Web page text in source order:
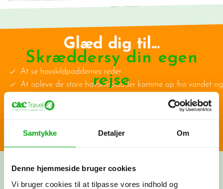
Samtykke Detaljer Om
Denne hjemmeside bruger cookies
Vi bruger cookies til at tilpasse vores indhold og
Glæd dig til...
At se havskildpaddernes reder
At opleve de store havskildpadder komme op fra vandet og
At lære en masse om området, havskildpaddernes liv, og
At spotte de tre truede havskildpaddearter
Skræddersy din egen
rejse
Fortæl os om dine rejsedrømme! Vi lytter, spørger ind og
deler vores viden og erfaringer. Bagefter får du et
skræddersyet rejseforslag. Hvis synes om det, går vi i
gang med at booke fly, hoteller og oplevelser, præcis
som vi har aftalt. Nu har du sammensat din helt egen
praktiske.